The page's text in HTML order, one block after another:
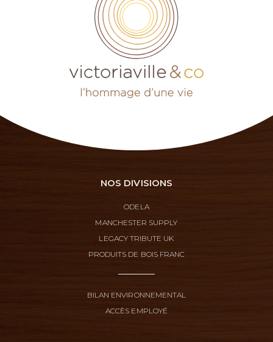
NOS DIVISIONS
ODELA
MANCHESTER SUPPLY
LEGACY TRIBUTE UK
PRODUITS DE BOIS FRANC
BILAN ENVIRONNEMENTAL
ACCÈS EMPLOYÉ